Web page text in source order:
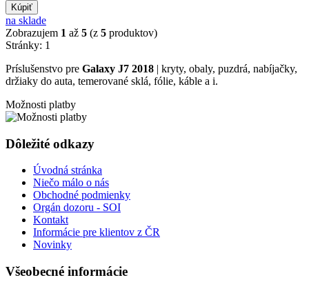
Kúpiť
na sklade
Zobrazujem 1 až 5 (z 5 produktov)
Stránky: 1
Príslušenstvo pre Galaxy J7 2018 | kryty, obaly, puzdrá, nabíjačky,
držiaky do auta, temerované sklá, fólie, káble a i.
Možnosti platby
Dôležité odkazy
Úvodná stránka
Niečo málo o nás
Obchodné podmienky
Orgán dozoru - SOI
Kontakt
Informácie pre klientov z ČR
Novinky
Všeobecné informácie